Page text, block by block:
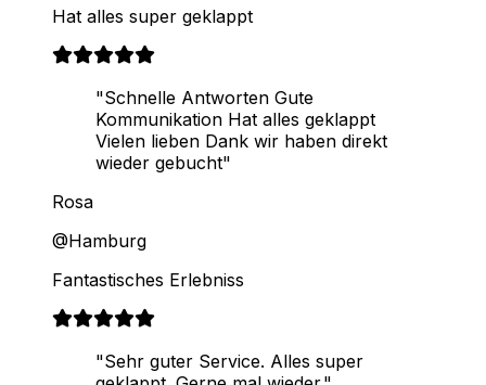
Hat alles super geklappt
"Schnelle Antworten Gute
Kommunikation Hat alles geklappt
Vielen lieben Dank wir haben direkt
wieder gebucht"
Rosa
@Hamburg
Fantastisches Erlebniss
"Sehr guter Service. Alles super